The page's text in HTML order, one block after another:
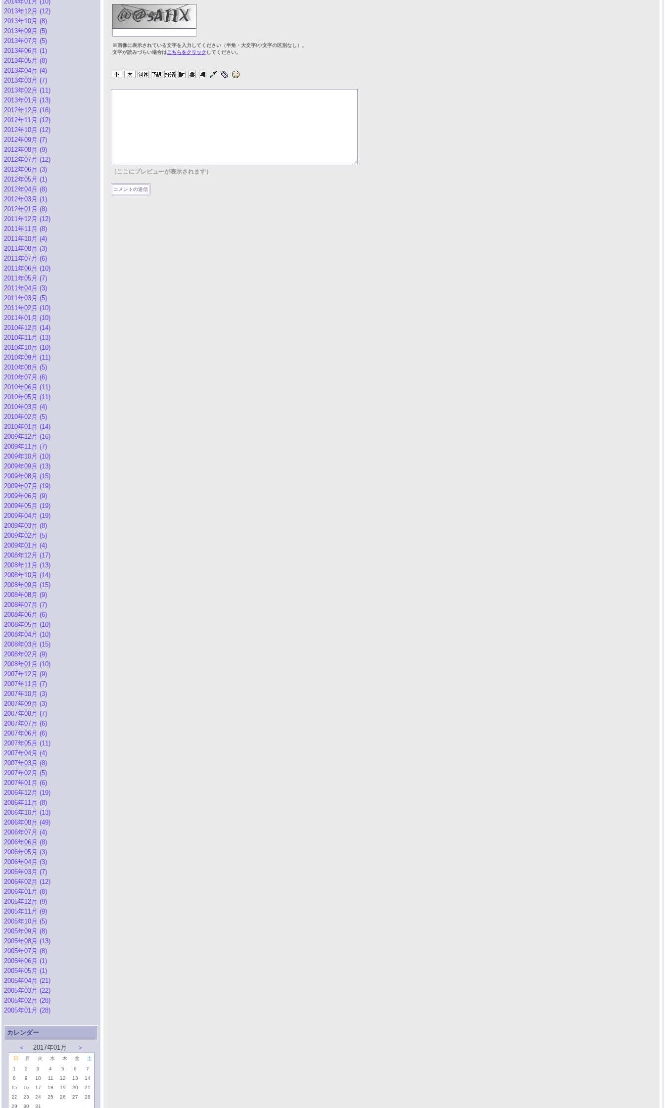
2013年12月 (12)
2013年10月 (8)
2013年09月 (5)
2013年07月 (5)
2013年06月 (1)
2013年05月 (8)
2013年04月 (4)
2013年03月 (7)
2013年02月 (11)
2013年01月 (13)
2012年12月 (16)
2012年11月 (12)
2012年10月 (12)
2012年09月 (7)
2012年08月 (9)
2012年07月 (12)
2012年06月 (3)
2012年05月 (1)
2012年04月 (8)
2012年03月 (1)
2012年01月 (8)
2011年12月 (12)
2011年11月 (8)
2011年10月 (4)
2011年08月 (3)
2011年07月 (6)
2011年06月 (10)
2011年05月 (7)
2011年04月 (3)
2011年03月 (5)
2011年02月 (10)
2011年01月 (10)
2010年12月 (14)
2010年11月 (13)
2010年10月 (10)
2010年09月 (11)
2010年08月 (5)
2010年07月 (6)
2010年06月 (11)
2010年05月 (11)
2010年03月 (4)
2010年02月 (5)
2010年01月 (14)
2009年12月 (16)
2009年11月 (7)
2009年10月 (10)
2009年09月 (13)
2009年08月 (15)
2009年07月 (19)
2009年06月 (9)
2009年05月 (19)
2009年04月 (19)
2009年03月 (8)
2009年02月 (5)
2009年01月 (4)
2008年12月 (17)
2008年11月 (13)
2008年10月 (14)
2008年09月 (15)
2008年08月 (9)
2008年07月 (7)
2008年06月 (6)
2008年05月 (10)
2008年04月 (10)
2008年03月 (15)
2008年02月 (9)
2008年01月 (10)
2007年12月 (9)
2007年11月 (7)
2007年10月 (3)
2007年09月 (3)
2007年08月 (7)
2007年07月 (6)
2007年06月 (6)
2007年05月 (11)
2007年04月 (4)
2007年03月 (8)
2007年02月 (5)
2007年01月 (6)
2006年12月 (19)
2006年11月 (8)
2006年10月 (13)
2006年08月 (49)
2006年07月 (4)
2006年06月 (8)
2006年05月 (3)
2006年04月 (3)
2006年03月 (7)
2006年02月 (12)
2006年01月 (8)
2005年12月 (9)
2005年11月 (9)
2005年10月 (5)
2005年09月 (8)
2005年08月 (13)
2005年07月 (8)
2005年06月 (1)
2005年05月 (1)
2005年04月 (21)
2005年03月 (22)
2005年02月 (28)
2005年01月 (28)
カレンダー
＜
2017年01月 ＞
日 月 火 水 木 金
土
1
2 3 4 5 6
7
8
9 10 11 12 13
14
15
16 17 18 19 20
21
22
23 24 25 26 27
28
29
30 31
※画像に表示されている文字を入力してください（半角・大文字/小文字の区別なし）。
文字が読みづらい場合はこちらをクリック してください。
（ここにプレビューが表示されます）